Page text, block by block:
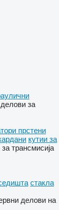
за
прстени
кутии за
трансмисија
стакла
делови на